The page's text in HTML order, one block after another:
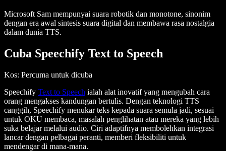
Microsoft Sam mempunyai suara robotik dan monotone, sinonim
dengan era awal sintesis suara digital dan membawa rasa nostalgia
dalam dunia TTS.
Cuba Speechify Text to Speech
Kos: Percuma untuk dicuba
Speechify Text to Speech ialah alat inovatif yang mengubah cara
orang mengakses kandungan bertulis. Dengan teknologi TTS
canggih, Speechify menukar teks kepada suara semula jadi, sesuai
untuk OKU membaca, masalah penglihatan atau mereka yang lebih
suka belajar melalui audio. Ciri adaptifnya membolehkan integrasi
lancar dengan pelbagai peranti, memberi fleksibiliti untuk
mendengar di mana-mana.